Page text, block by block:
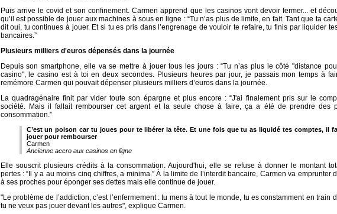
Puis arrive le covid et son confinement. Carmen apprend que les casinos vont devoir fermer... et
qu’il est possible de jouer aux machines à sous en ligne : “Tu n’as plus de limite, en fait. Tant que ta
dit oui, tu continues à jouer. Et si tu es pris dans l’engrenage de vouloir te refaire, tu finis par liquider
bancaires.”
Plusieurs milliers d'euros dépensés dans la journée
Depuis son smartphone, elle va se mettre à jouer tous les jours : “Tu n’as plus le côté "distance
casino", le casino est à toi en deux secondes. Plusieurs heures par jour, je passais mon temps à
remémore Carmen qui pouvait dépenser plusieurs milliers d’euros dans la journée.
La quadragénaire finit par vider toute son épargne et plus encore : “J'ai finalement pris sur le
société. Mais il fallait rembourser cet argent et la seule chose à faire, ça a été de prendre des
consommation.”
C’est un poison car tu joues pour te libérer la tête. Et une fois que tu as liquidé tes comptes, il
jouer pour rembourser
Carmen
Ancienne accro aux casinos en ligne
Elle souscrit plusieurs crédits à la consommation. Aujourd'hui, elle se refuse à donner le montant
pertes : “Il y a au moins cinq chiffres, a minima.” À la limite de l’interdit bancaire, Carmen va emprunter
à ses proches pour éponger ses dettes mais elle continue de jouer.
"Le problème de l’addiction, c’est l’enfermement : tu mens à tout le monde, tu es constamment en train
tu ne veux pas jouer devant les autres", explique Carmen.